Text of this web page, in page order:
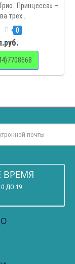
Принцесса» –
трех ..
0
ВРЕМЯ
ДО 19